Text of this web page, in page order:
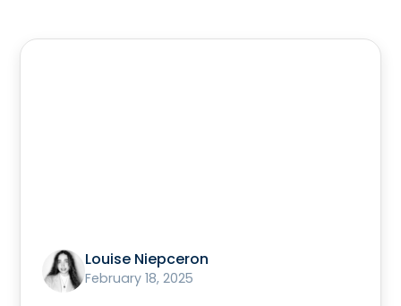
Louise Niepceron
February 18, 2025